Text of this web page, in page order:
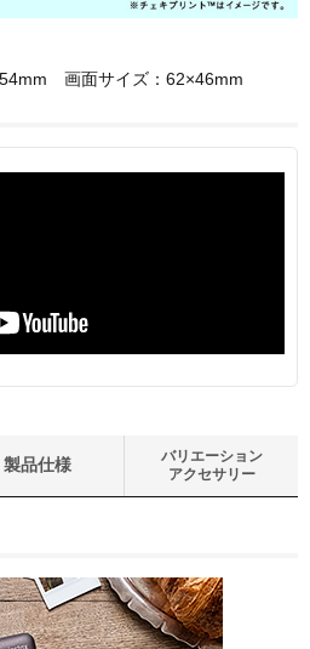
画面サイズ：62×46mm
製品仕様
バリエーション
アクセサリー